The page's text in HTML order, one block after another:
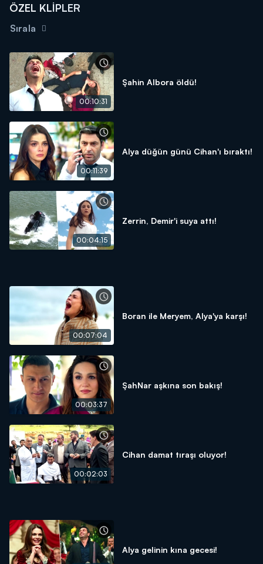
ÖZEL KLİPLER
Sırala
00:10:31
Şahin Albora öldü!
00:11:39
Alya düğün günü Cihan'ı bıraktı!
00:04:15
Zerrin, Demir'i suya attı!
00:07:04
Boran ile Meryem, Alya'ya karşı!
00:03:37
ŞahNar aşkına son bakış!
00:02:03
Cihan damat tıraşı oluyor!
Alya gelinin kına gecesi!